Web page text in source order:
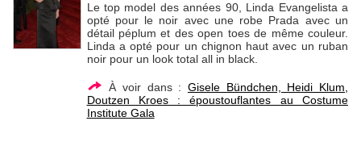
Le top model des années 90, Linda Evangelista a
opté pour le noir avec une robe Prada avec un
détail péplum et des open toes de même couleur.
Linda a opté pour un chignon haut avec un ruban
noir pour un look total all in black.
À voir dans : Gisele Bündchen, Heidi Klum,
Doutzen Kroes : époustouflantes au Costume
Institute Gala